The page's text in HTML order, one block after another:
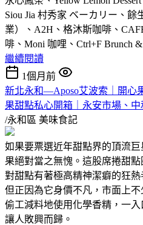
Siou Jia 村秀家 ベーカリー、
業）、A2H、格沐斯咖啡、
啡、Moni 咖哩、Ctrl+F Brunch &
繼續閱讀
1個月前
新北永和—Aposo艾波索｜開心
果甜點私心開箱｜永安市場、中
/永和區 美味食記
如果要票選近年甜點界的頂流
果絕對當之無愧。這股席捲甜
對甜點有著極高精神潔癖的狂熱
但正因為它身價不凡，市面上
偷工減料地使用化學香精，一
讓人敗興而歸。